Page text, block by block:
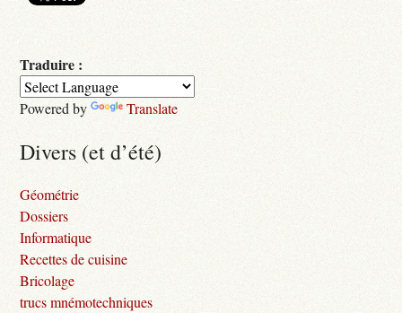
Traduire :
Powered by Translate
Divers (et d’été)
Géométrie
Dossiers
Informatique
Recettes de cuisine
Bricolage
trucs mnémotechniques